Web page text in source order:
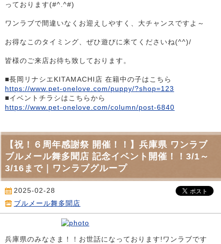
っております(#^.^#)
ワンラブで間違いなくお迎えしやすく、大チャンスですよ～
お得なこのタイミング、ぜひ遊びに来てくださいね(^^)/
皆様のご来店お待ち致しております。
■長岡リナシエKITAMACHI店 在籍中の子はこちら
https://www.pet-onelove.com/puppy/?shop=123
■イベントチラシはこちらから
https://www.pet-onelove.com/column/post-6840
【祝！６周年感謝祭 開催！！】兵庫県 ワンラブ
ブルメール舞多聞店 記念イベント開催！！3/1～
3/16まで｜ワンラブグループ
2025-02-28
ブルメール舞多聞店
兵庫県のみなさま！！お世話になっております!ワンラブです